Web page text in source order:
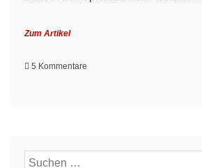
Zum Artikel
5 Kommentare
August
Suchen